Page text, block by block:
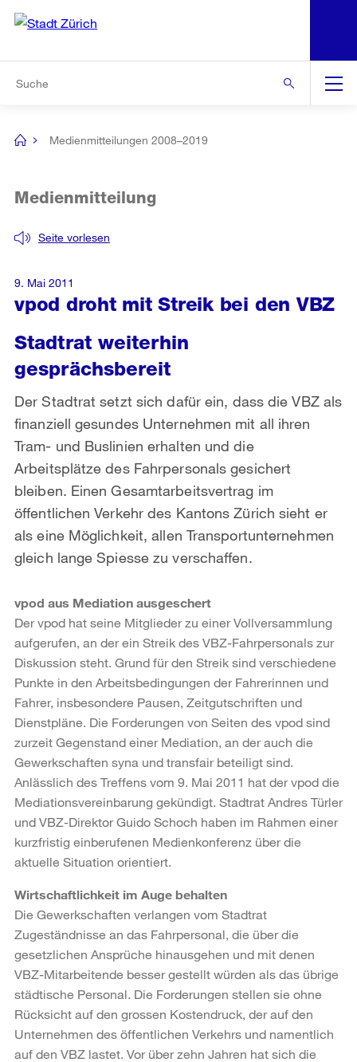
Navigation
[no
Medienmitteilungen 2008–2019
vpod droht mit Streik bei den VBZ
Seite vorlesen
Medienmitteilung
Stadtrat weiterhin
gesprächsbereit
Der Stadtrat setzt sich dafür ein, dass die VBZ als
finanziell gesundes Unternehmen mit all ihren
Tram- und Buslinien erhalten und die
Arbeitsplätze des Fahrpersonals gesichert
bleiben. Einen Gesamtarbeitsvertrag im
öffentlichen Verkehr des Kantons Zürich sieht er
als eine Möglichkeit, allen Transportunternehmen
gleich lange Spiesse zu verschaffen.
9. Mai 2011
vpod aus Mediation ausgeschert
Der vpod hat seine Mitglieder zu einer Vollversammlung
aufgerufen, an der ein Streik des VBZ-Fahrpersonals zur
Diskussion steht. Grund für den Streik sind verschiedene
Punkte in den Arbeitsbedingungen der Fahrerinnen und
Fahrer, insbesondere Pausen, Zeitgutschriften und
Dienstpläne. Die Forderungen von Seiten des vpod sind
zurzeit Gegenstand einer Mediation, an der auch die
Gewerkschaften syna und transfair beteiligt sind.
Anlässlich des Treffens vom 9. Mai 2011 hat der vpod die
Mediationsvereinbarung gekündigt. Stadtrat Andres Türler
und VBZ-Direktor Guido Schoch haben im Rahmen einer
kurzfristig einberufenen Medienkonferenz über die
aktuelle Situation orientiert.
Wirtschaftlichkeit im Auge behalten
Die Gewerkschaften verlangen vom Stadtrat
Zugeständnisse an das Fahrpersonal, die über die
gesetzlichen Ansprüche hinausgehen und mit denen
VBZ-Mitarbeitende besser gestellt würden als das übrige
städtische Personal. Die Forderungen stellen sie ohne
Rücksicht auf den grossen Kostendruck, der auf den
Unternehmen des öffentlichen Verkehrs und namentlich
auf den VBZ lastet. Vor über zehn Jahren hat sich die